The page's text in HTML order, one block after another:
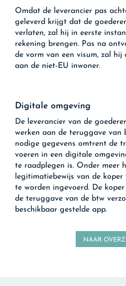
Omdat de leverancier pas
geleverd krijgt dat de
verlaten, zal hij in eerste
rekening brengen. Pas na
de vorm van een visum, zal
aan de niet-EU inwoner.
Digitale omgeving
De leverancier van de
werken aan de teruggave van
nodige gegevens omtrent de
voeren in een digitale
te raadplegen is. Onder meer
legitimatiebewijs van de
te worden ingevoerd. De
de teruggave van de btw
beschikbaar gestelde app.
NAAR